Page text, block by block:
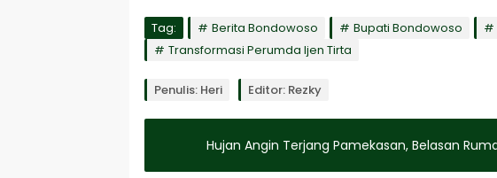
Tag: Berita Bondowoso Bupati Bondowoso
Transformasi Perumda Ijen Tirta
Penulis: Heri Editor: Rezky
Hujan Angin Terjang Pamekasan, Belasan